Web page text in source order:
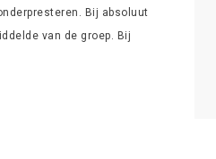
Bij absoluut
van de groep. Bij